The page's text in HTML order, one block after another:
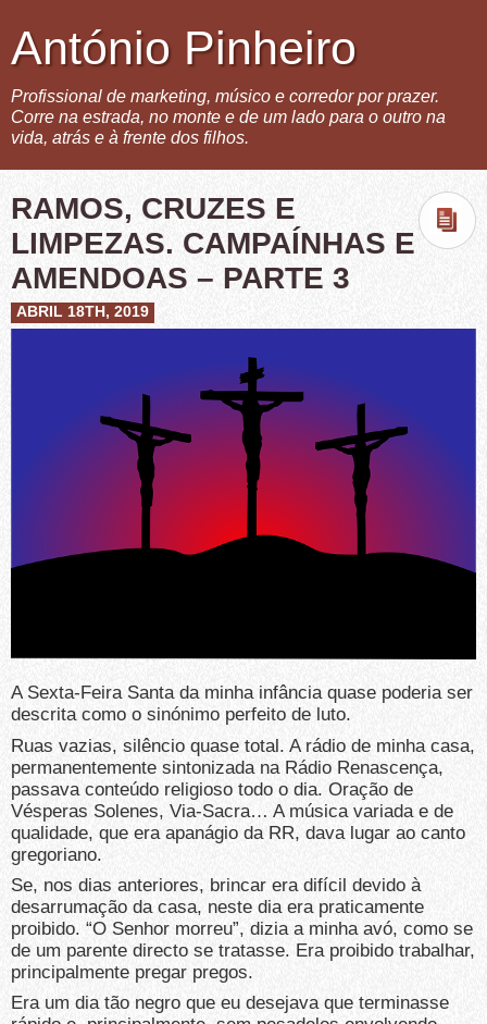
António Pinheiro
Profissional de marketing, músico e corredor por prazer.
Corre na estrada, no monte e de um lado para o outro na
vida, atrás e à frente dos filhos.
RAMOS, CRUZES E
LIMPEZAS. CAMPAÍNHAS E
AMENDOAS – PARTE 3
ABRIL 18TH, 2019
A Sexta-Feira Santa da minha infância quase poderia ser
descrita como o sinónimo perfeito de luto.
Ruas vazias, silêncio quase total. A rádio de minha casa,
permanentemente sintonizada na Rádio Renascença,
passava conteúdo religioso todo o dia. Oração de
Vésperas Solenes, Via-Sacra… A música variada e de
qualidade, que era apanágio da RR, dava lugar ao canto
gregoriano.
Se, nos dias anteriores, brincar era difícil devido à
desarrumação da casa, neste dia era praticamente
proibido. “O Senhor morreu”, dizia a minha avó, como se
de um parente directo se tratasse. Era proibido trabalhar,
principalmente pregar pregos.
Era um dia tão negro que eu desejava que terminasse